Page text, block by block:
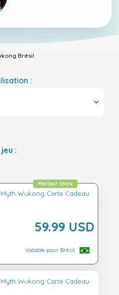
Brésil
:
:
Wukong Carte Cadeau
59.99 USD
Meilleur choix
Valable pour Brésil
Wukong Carte Cadeau